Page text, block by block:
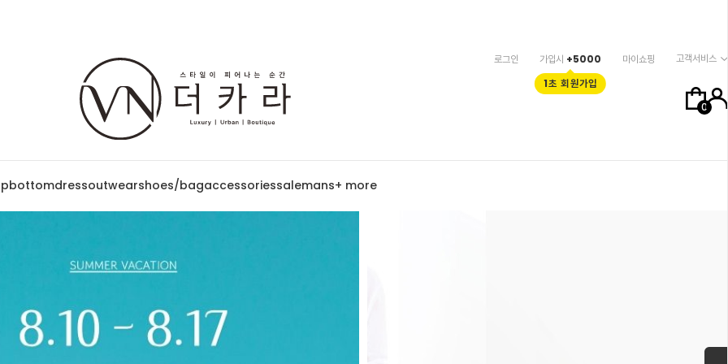
0
로그인 가입시 +5000
1초 회원가입
마이쇼핑 고객서비스
bottomdressoutwearshoes/bagaccessoriessalemans+ more